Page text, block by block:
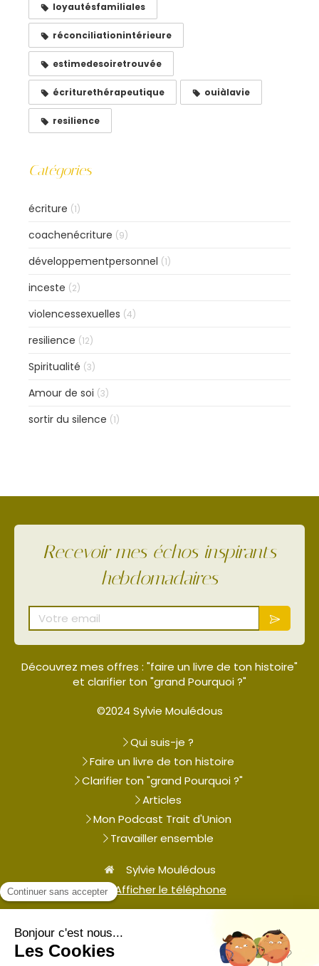
loyautésfamiliales
réconciliationintérieure
estimedesoiretrouvée
écriturethérapeutique ouiàlavie
resilience
Catégories
écriture (1)
coachenécriture (9)
développementpersonnel (1)
inceste (2)
violencessexuelles (4)
resilience (12)
Spiritualité (3)
Amour de soi (3)
sortir du silence (1)
Recevoir mes échos inspirants
hebdomadaires
Votre email
Découvrez mes offres : "faire un livre de ton histoire"
et clarifier ton "grand Pourquoi ?"
©2024 Sylvie Moulédous
Qui suis-je ?
Faire un livre de ton histoire
Clarifier ton "grand Pourquoi ?"
Articles
Mon Podcast Trait d'Union
Travailler ensemble
Sylvie Moulédous
Afficher le téléphone
Mentions légales